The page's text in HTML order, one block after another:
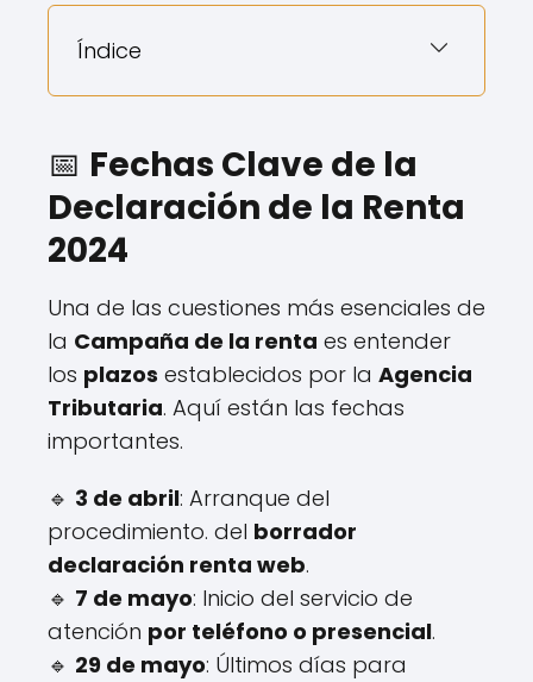
Índice
📅 Fechas Clave de la
Declaración de la Renta
2024
Una de las cuestiones más esenciales de
la Campaña de la renta es entender
los plazos establecidos por la Agencia
Tributaria. Aquí están las fechas
importantes.
🔹 3 de abril: Arranque del
procedimiento. del borrador
declaración renta web.
🔹 7 de mayo: Inicio del servicio de
atención por teléfono o presencial.
🔹 29 de mayo: Últimos días para